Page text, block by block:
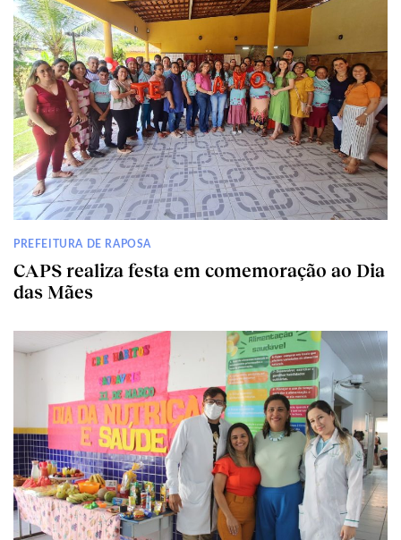
PREFEITURA DE RAPOSA
CAPS realiza festa em comemoração ao Dia
das Mães